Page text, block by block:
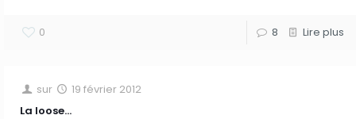
0 8 Lire plus
sur
19 février 2012
La loose…